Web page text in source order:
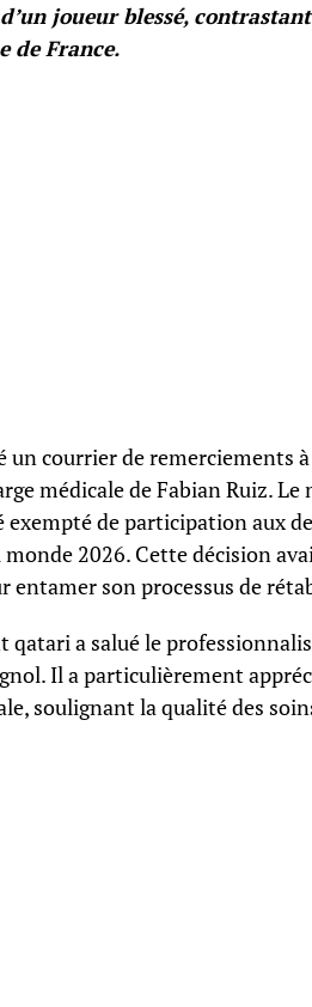
joueur blessé,
de France.
un courrier de remerciements
médicale de Fabian Ruiz.
exempté de participation aux
monde 2026. Cette décision
entamer son processus de
qatari a salué le
Il a particulièrement
soulignant la qualité des